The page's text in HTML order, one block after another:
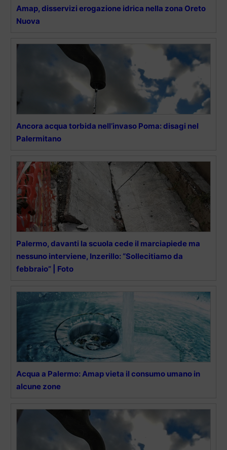
Amap, disservizi erogazione idrica nella zona Oreto
Nuova
Ancora acqua torbida nell’invaso Poma: disagi nel
Palermitano
Palermo, davanti la scuola cede il marciapiede ma
nessuno interviene, Inzerillo: “Sollecitiamo da
febbraio” | Foto
Acqua a Palermo: Amap vieta il consumo umano in
alcune zone